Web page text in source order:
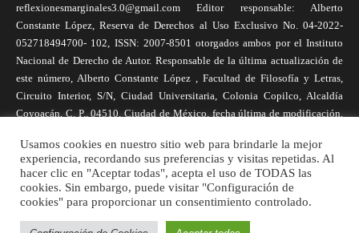
reflexionesmarginales3.0@gmail.com Editor responsable: Alberto
Constante López, Reserva de Derechos al Uso Exclusivo No. 04-2022-
052718494700- 102, ISSN: 2007-8501 otorgados ambos por el Instituto
Nacional de Derecho de Autor. Responsable de la última actualización de
este número, Alberto Constante López , Facultad de Filosofía y Letras,
Circuito Interior, S/N, Ciudad Universitaria, Colonia Copilco, Alcaldía
Coyoacán, C. P., 04510, Ciudad de México, fecha última de modificación,
necesariamente reflejan la postura de la revista, ni de Universidad Nacional
Autónoma de México. Los autores son responsables de los contenidos de
sus artículos. Se autoriza la reproducción total o parcial de los textos aquí
publicados siempre y cuando se cite la fuente completa y la dirección
electrónica de la publicación.
Usamos cookies en nuestro sitio web para brindarle la mejor
experiencia, recordando sus preferencias y visitas repetidas. Al
hacer clic en "Aceptar todas", acepta el uso de TODAS las
cookies. Sin embargo, puede visitar "Configuración de
cookies" para proporcionar un consentimiento controlado.